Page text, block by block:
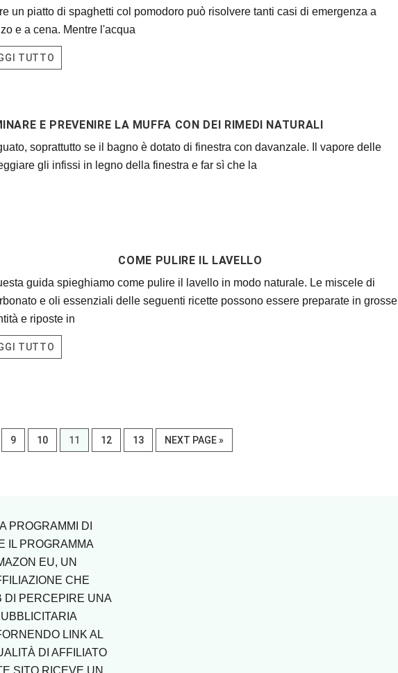
un piatto di spaghetti col pomodoro può risolvere tanti casi di emergenza a
e a cena. Mentre l'acqua
TUTTO
E PREVENIRE LA MUFFA CON DEI RIMEDI NATURALI
soprattutto se il bagno è dotato di finestra con davanzale. Il vapore delle
gli infissi in legno della finestra e far sì che la
COME PULIRE IL LAVELLO
guida spieghiamo come pulire il lavello in modo naturale. Le miscele di
e oli essenziali delle se­guenti ricette possono essere preparate in grosse
e riposte in
TUTTO
PAGE
9 PAGE
10 PAGE
11 PAGE
12 PAGE
13
GO
TO
NEXT PAGE »
PROGRAMMI DI
IL PROGRAMMA
EU, UN
CHE
DI PERCEPIRE UNA
LINK AL
DI AFFILIATO
SITO RICEVE UN